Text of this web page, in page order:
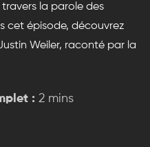
la parole des
cet épisode, découvrez
Weiler, raconté par la
: 2 mins